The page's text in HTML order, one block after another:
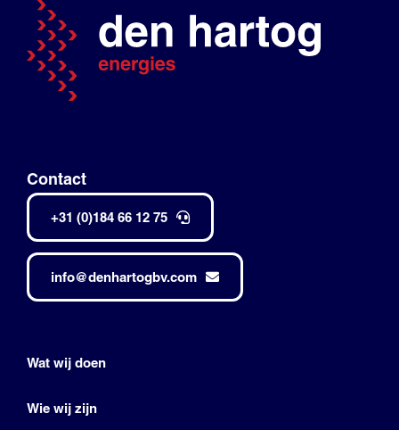
Contact
+31 (0)184 66 12 75
info@denhartogbv.com
Wat wij doen
Wie wij zijn